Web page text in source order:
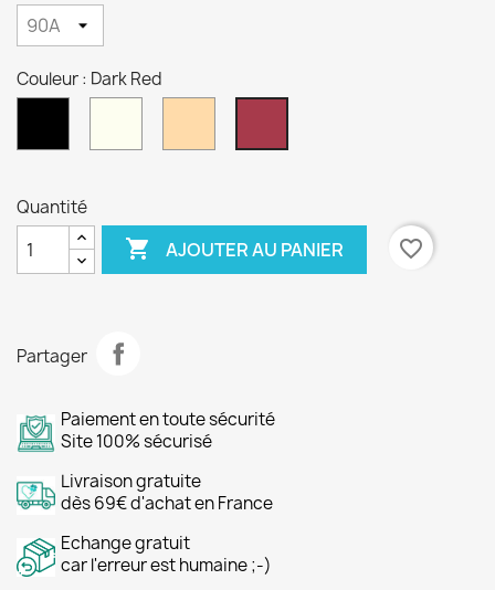
Couleur : Dark Red
Quantité
 AJOUTER AU PANIER favorite_border
Partager
Paiement en toute sécurité
Site 100% sécurisé
Livraison gratuite
dès 69€ d'achat en France
Echange gratuit
car l'erreur est humaine ;-)